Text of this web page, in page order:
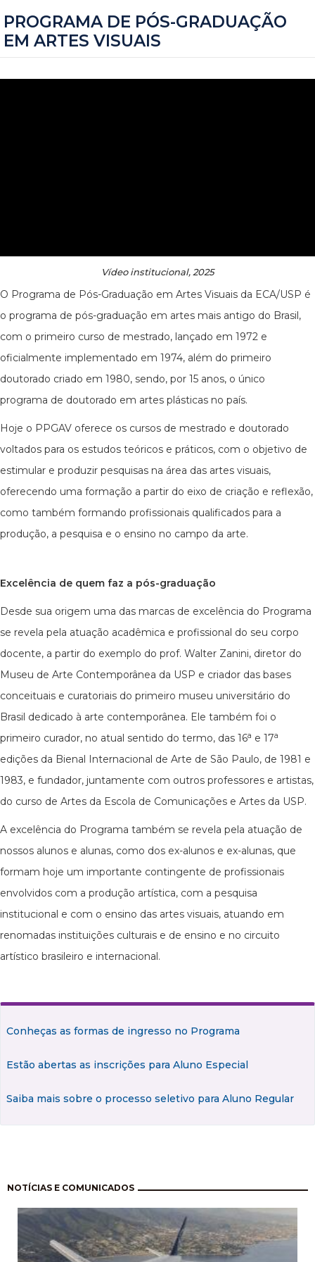
PROGRAMA DE PÓS-GRADUAÇÃO
EM ARTES VISUAIS
Vídeo institucional, 2025
O Programa de Pós-Graduação em Artes Visuais da ECA/USP é
o programa de pós-graduação em artes mais antigo do Brasil,
com o primeiro curso de mestrado, lançado em 1972 e
oficialmente implementado em 1974, além do primeiro
doutorado criado em 1980, sendo, por 15 anos, o único
programa de doutorado em artes plásticas no país.
Hoje o PPGAV oferece os cursos de mestrado e doutorado
voltados para os estudos teóricos e práticos, com o objetivo de
estimular e produzir pesquisas na área das artes visuais,
oferecendo uma formação a partir do eixo de criação e reflexão,
como também formando profissionais qualificados para a
produção, a pesquisa e o ensino no campo da arte.
Excelência de quem faz a pós-graduação
Desde sua origem uma das marcas de excelência do Programa
se revela pela atuação acadêmica e profissional do seu corpo
docente, a partir do exemplo do prof. Walter Zanini, diretor do
Museu de Arte Contemporânea da USP e criador das bases
conceituais e curatoriais do primeiro museu universitário do
Brasil dedicado à arte contemporânea. Ele também foi o
primeiro curador, no atual sentido do termo, das 16a e 17a
edições da Bienal Internacional de Arte de São Paulo, de 1981 e
1983, e fundador, juntamente com outros professores e artistas,
do curso de Artes da Escola de Comunicações e Artes da USP.
A excelência do Programa também se revela pela atuação de
nossos alunos e alunas, como dos ex-alunos e ex-alunas, que
formam hoje um importante contingente de profissionais
envolvidos com a produção artística, com a pesquisa
institucional e com o ensino das artes visuais, atuando em
renomadas instituições culturais e de ensino e no circuito
artístico brasileiro e internacional.
Conheças as formas de ingresso no Programa
Estão abertas as inscrições para Aluno Especial
Saiba mais sobre o processo seletivo para Aluno Regular
NOTÍCIAS E COMUNICADOS
Pagination